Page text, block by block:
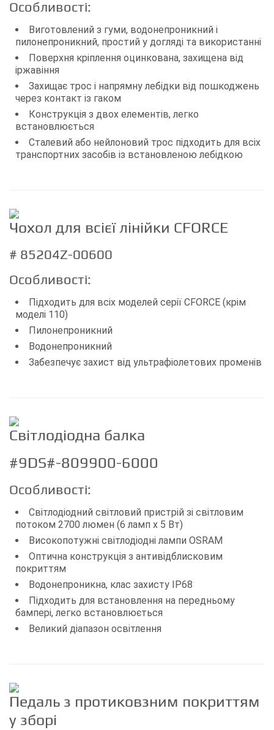
Особливості:
Виготовлений з гуми, водонепроникний і
пилонепроникний, простий у догляді та використанні
Поверхня кріплення оцинкована, захищена від
іржавіння
Захищає трос і напрямну лебідки від пошкоджень
через контакт із гаком
Конструкція з двох елементів, легко
встановлюється
Сталевий або нейлоновий трос підходить для всіх
транспортних засобів із встановленою лебідкою
Чохол для всієї лінійки CFORCE
# 85204Z-00600
Особливості:
Підходить для всіх моделей серії CFORCE (крім
моделі 110)
Пилонепроникний
Водонепроникний
Забезпечує захист від ультрафіолетових променів
Світлодіодна балка
#9DS#-809900-6000
Особливості:
Світлодіодний світловий пристрій зі світловим
потоком 2700 люмен (6 ламп х 5 Вт)
Високопотужні світлодіодні лампи OSRAM
Оптична конструкція з антивідблисковим
покриттям
Водонепроникна, клас захисту IP68
Підходить для встановлення на передньому
бампері, легко встановлюється
Великий діапазон освітлення
Педаль з протиковзним покриттям
у зборі